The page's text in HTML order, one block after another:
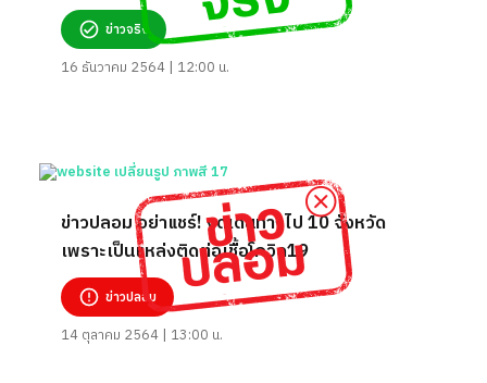
ข่าวจริง
16 ธันวาคม 2564 | 12:00 น.
ข่าวปลอม อย่าแชร์! งดเดินทางไป 10 จังหวัด
เพราะเป็นแหล่งติดต่อเชื้อโควิด19
ข่าวปลอม
14 ตุลาคม 2564 | 13:00 น.